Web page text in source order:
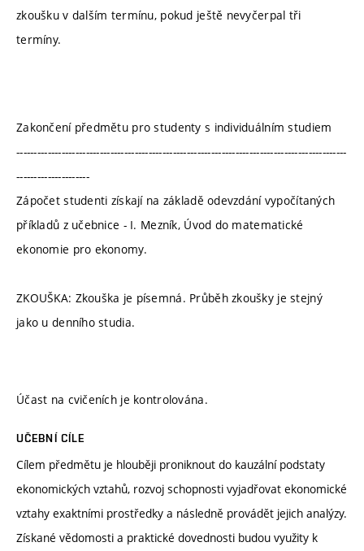
zkoušku v dalším termínu, pokud ještě nevyčerpal tři
termíny.
Zakončení předmětu pro studenty s individuálním studiem
-----------------------------------------------------------------------------------------------
---------------------
Zápočet studenti získají na základě odevzdání vypočítaných
příkladů z učebnice - I. Mezník, Úvod do matematické
ekonomie pro ekonomy.
ZKOUŠKA: Zkouška je písemná. Průběh zkoušky je stejný
jako u denního studia.
Účast na cvičeních je kontrolována.
UČEBNÍ CÍLE
Cílem předmětu je hlouběji proniknout do kauzální podstaty
ekonomických vztahů, rozvoj schopnosti vyjadřovat ekonomické
vztahy exaktními prostředky a následně provádět jejich analýzy.
Získané vědomosti a praktické dovednosti budou využity k